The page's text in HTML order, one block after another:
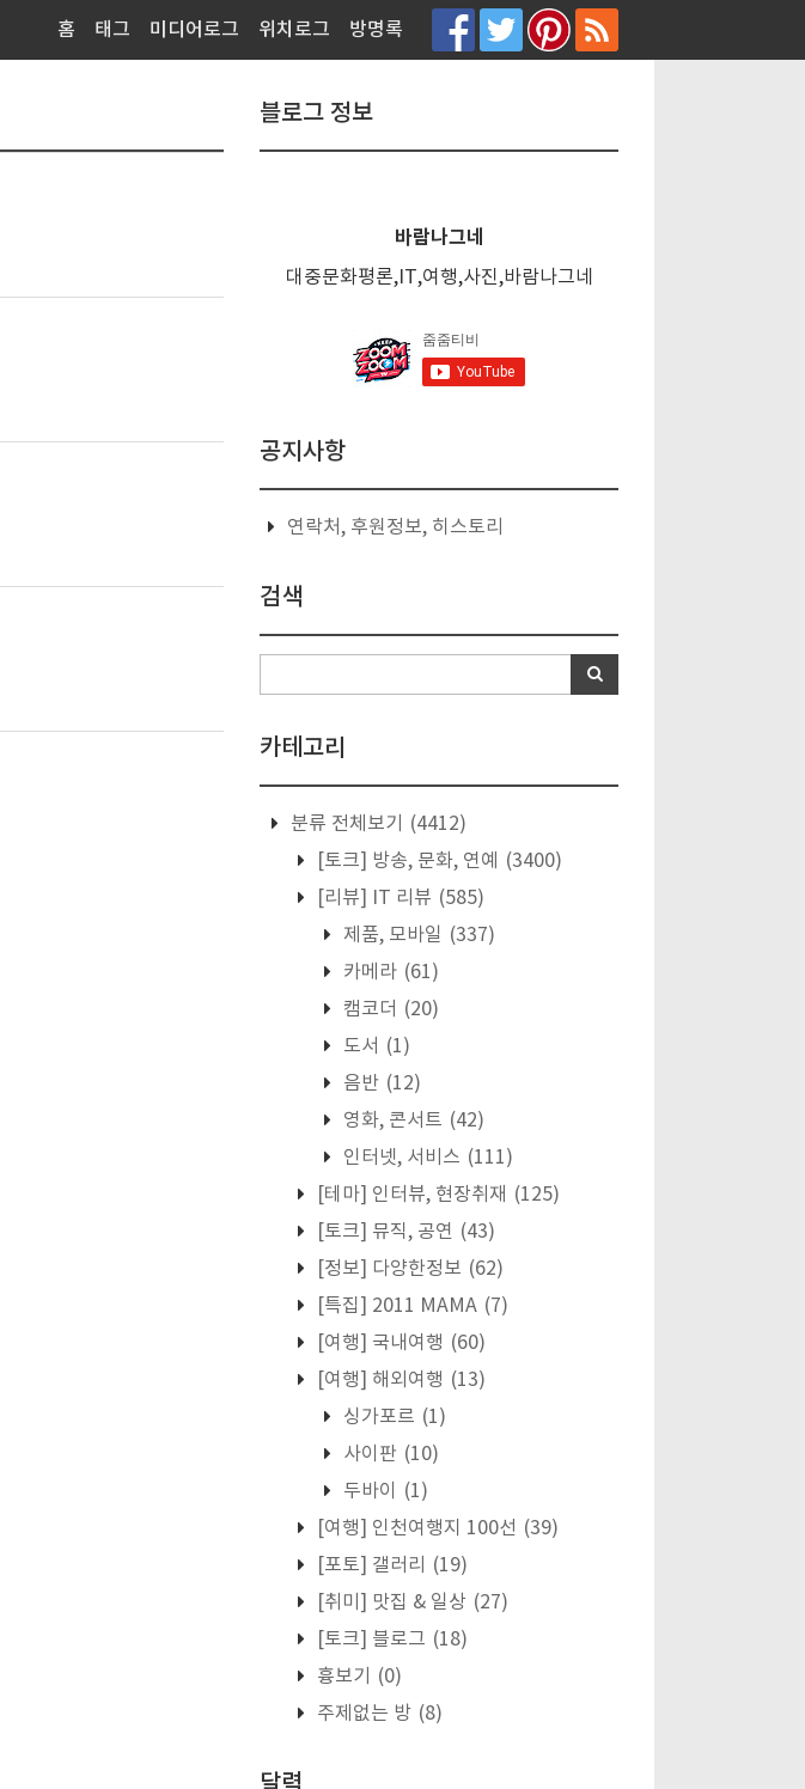
홈 태그 미디어로그 위치로그 방명록
블로그 정보
바람나그네
대중문화평론,IT,여행,사진,바람나그네
공지사항
연락처, 후원정보, 히스토리
검색
카테고리
분류 전체보기
(4412)
[토크] 방송, 문화, 연예
(3400)
[리뷰] IT 리뷰 (585)
제품, 모바일 (337)
카메라 (61)
캠코더 (20)
도서 (1)
음반 (12)
영화, 콘서트 (42)
인터넷, 서비스 (111)
[테마] 인터뷰, 현장취재 (125)
[토크] 뮤직, 공연 (43)
[정보] 다양한정보 (62)
[특집] 2011 MAMA (7)
[여행] 국내여행 (60)
[여행] 해외여행 (13)
싱가포르 (1)
사이판 (10)
두바이
(1)
[여행] 인천여행지 100선 (39)
[포토] 갤러리
(19)
[취미] 맛집 & 일상 (27)
[토크] 블로그 (18)
흉보기
(0)
주제없는 방 (8)